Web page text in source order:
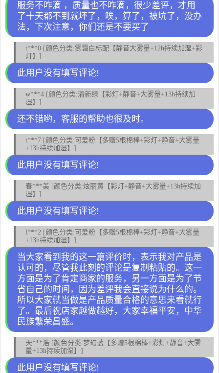
服务不咋滴 ，质量也不咋滴，很少差评，才用
了十天都不到就坏了，唉，算了，被坑了，没办
法，下次注意，你们还是不要买了
t***0 [颜色分类:雾霭白标配【静音大雾量+12h持续加湿+彩
灯】]
此用户没有填写评论!
w***4 [颜色分类:清新绿【彩灯+静音+大雾量+13h持续加
湿】]
还不错哟，客服的帮助也很及时。
t***7 [颜色分类:可爱粉【多赠5根棉棒+彩灯+静音+大雾量
+13h持续加湿】]
此用户没有填写评论!
春***美 [颜色分类:炫丽黄【彩灯+静音+大雾量+13h持续加
湿】]
此用户没有填写评论!
l***2 [颜色分类:可爱粉【多赠5根棉棒+彩灯+静音+大雾量
+13h持续加湿】]
当大家看到我的这一篇评价时，表示我对产品是
认可的，尽管我此刻的评论是复制粘贴的。这一
方面是为了肯定商家的服务，另一方面是为了节
省自己的时间，因为差评我会直接说为什么的。
所以大家就当做是产品质量合格的意思来看就行
了。最后祝店家越做越好，大家幸福平安，中华
民族繁荣昌盛。
天***浩 [颜色分类:梦幻蓝【多赠5根棉棒+彩灯+静音+大雾
量+13h持续加湿】]
此用户没有填写评论!